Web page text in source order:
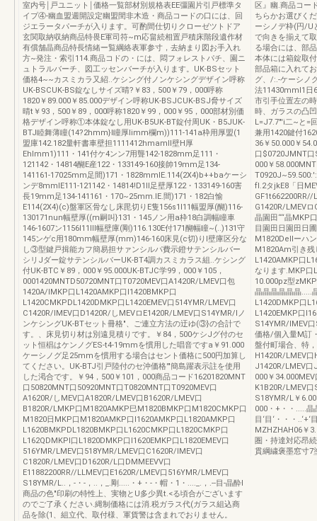
室内号￨戸ユニット￨価格一覧部材別規格表EE彊園片引戸標準タ
イプ④-幽血盟週開設定幽盟閏非木造・商品コードの口には、回
ジエラータパーチが入ります。可酌間仕切りクローゼツトドア
玄関取納収納商品特畏E軍司符~m応畠続相置戸積床階段遺作材
有償舗晶商品特長情緒ー覧綱絡表軍参寸，去納まり図お手入れ
方~発注・索引114.商品コドの・には、悶フォレストパチ、園ニ
ュトラルバーチ、図工ッセンバーチが入ります。UK-BSセット
価格4~~カスミカラ又紹..ケシング付ノンケシングデザイン呼称
UK-BSCUK-BS錠なしサイズ晴?￥83，500￥79，000呼称
1820￥89.000￥85.000デザイン呼称UK-BSJCUK-BSJ脅サイズ
晴t￥93，500￥89，000呼称1820￥99，000￥95，000部材別価
格デザイン呼称①本体錠なし用UK-B5UK-BT錠付周UK・B5JUK-
BTJ睦舞薄瞳(14?2hmm}l瞳厚limm欄m))111-141a枠用厚盟(1
盟庫142.182量軒書車壁担1111412hmamll壁H厚
Ehlmm1)111・141付ケ4ンン7用聾142-1828mm足111・
121142・14814醐E産122・133149-160接帥19mm足134-
141161-17025mm足間)171・1828mmlE.114(2X4)b++baケーシ
ンデ8mmlE111-121142・14814!D1II足壁厚122・133149-160害
長19mm足134-141161・170~25mm.IE.間)171・182白愉
E114(2X4)(c)盤軍区骨なし床毘切りE隻156s1l11幅盟厚(醐)116-
130171nun幅壁厚((m嗣叫}131・145ノン用a枠18白調幅瞳車
146-1607ン1156I11III幅壁庫(剛)116.130E付171醐幅瞳~(..)131守
145ンゲc用180mm幅壁厚(mm)146-160床見(c切)りI壁庫区分な
し③型鍵戸揖能カフ簡易担サァンシルパ費示鐙サテンシルバー
シリJダー錠サテンシルバーUK-BT4調カスミカラス組..ケシング
付UK-BTC￥89，000￥95.000UK-BTJC学99，000￥105，
0001420MNTD50720MNT口T0720MEV口A1420R/LMEV口包
1420A/lMKP口L1420AMKP口l1420BMKP口
L1420CMKPDL1420DMKP口L1420EMEV口514YMR/LMEV口
C1420R/lMEV口D1420R/しMEVロE1420R/LMEV口S14YMR/lノ
ンケシングUK-BTセット冊格"、ご連立方法の迂ゆ(③}の合計で
す。、床見切り材は別遠見積りです。￥84，500ケシJグ付のセ
ット恒椙はケンノグES-t4-19mmを慣用した唱音ですa￥91.000
ケーシノグ足25mmを慣用する場合はセント価格に500円加算し
てください。UK-BTJ引戸陸付のセ沖価格'"簡島躍表示註を使用
した渇合です。￥94，500￥101，000商品コード16201820MNT
口50820MNT口50920MNT口T0820MNT口T0920MEV口
A1620R/しMEV口A1820R/LMEV口B1620R/LMEV口
B1820R/LMKP口M1820AMKP巳M1820BMKP口M1820CMKP口
M1820日MKP口M1820AMKP口l1620AMKP口L1820AMKP口
L1620BMKPDL1820BMKP口L1620CMKP口L1820CMKP口
L162QDMKPI口L1820DMKP口l1620EMKP口L1820EMEV口
516YMR/LMEV口518YMR/LMEV口C1620R/lMEV口
C1820R/LMEV口D1620R/L口DMMEEVV口
E11882200RR//LLMEV口E1620R/LMEV口516YMR/LMEV口
S18YMR/L..，-・-，..，_.剛.....・+・-・帽・1・...._.，.--目-晶酔l
商品の色"印刷の特性上、実物とU多少異t.<る頃合がございます
のでご了承ください.縄制価格には消.税ガラス代(ガラス組込商
品を除(1、組立代、取付様、軍貨警は含まれでおりません。
区』幽.商品コー
ちらかお選びく
ーシノデ枠(円/U
で向きを揃えて
る場合には、部
本体には箱錠取
部品箱に入れて
グ、/:.-ケーシノ
法11430mmI1日
市引手位置左の
時、ガラスの凸
L=J7.7"'i二~と=
兼用1420鍵付
36￥50.000￥
口$0720JMNT
000￥
fI.2タjkE8「日
GF1t662200RR//
G1420R/LMEV
晶園田““晶MKP
目園田日園田日
M1820Dellーハ
M1820Am引き
L1420AMKP口
なります.MKP口
10.000pz型
晶晶晶晶晶晶.....
L1420DMKP口
L1420EMKP口
S14YMR/lMEV
価格/個入量M訂
盤付町場合、特
H1420R/LMEV
J1420R/LMEV
000￥
K1B20R/LMEV
S18YMR/L￥
000・+・・.....
目‘目‘・・・
MZHZHAH06￥
圏・持達対応昂
貫綱繍褒墨窓寸7